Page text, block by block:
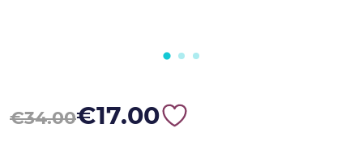
€34.00
Original price was: €34.00.
€17.00
Η τρέχουσα τιμή είναι: €17.00.